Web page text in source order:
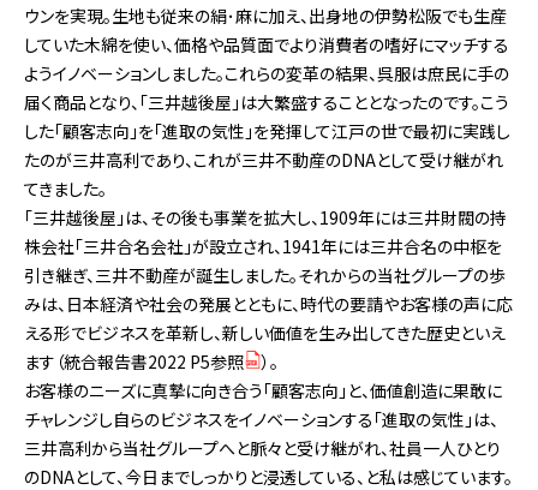
ウンを実現。生地も従来の絹･麻に加え、出身地の伊勢松阪でも生産
していた木綿を使い、価格や品質面でより消費者の嗜好にマッチする
ようイノベーションしました。これらの変革の結果、呉服は庶民に手の
届く商品となり、「三井越後屋」は大繁盛することとなったのです。こう
した「顧客志向」を「進取の気性」を発揮して江戸の世で最初に実践し
たのが三井高利であり、これが三井不動産のDNAとして受け継がれ
てきました。
「三井越後屋」は、その後も事業を拡大し、1909年には三井財閥の持
株会社「三井合名会社」が設立され、1941年には三井合名の中枢を
引き継ぎ、三井不動産が誕生しました。それからの当社グループの歩
みは、日本経済や社会の発展とともに、時代の要請やお客様の声に応
える形でビジネスを革新し、新しい価値を生み出してきた歴史といえ
ます（統合報告書2022 P5参照
）。
お客様のニーズに真摯に向き合う「顧客志向」と、価値創造に果敢に
チャレンジし自らのビジネスをイノベーションする「進取の気性」は、
三井高利から当社グループへと脈々と受け継がれ、社員一人ひとり
のDNAとして、今日までしっかりと浸透している、と私は感じています。